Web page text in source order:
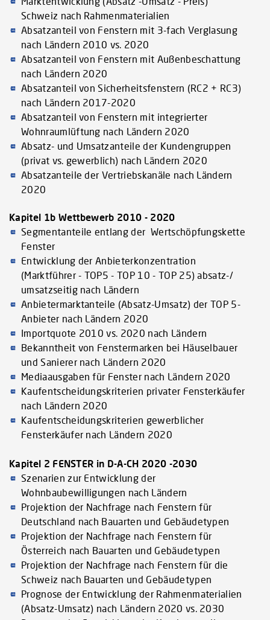
Schweiz nach Rahmenmaterialien
Absatzanteil von Fenstern mit 3-fach Verglasung
nach Ländern 2010 vs. 2020
Absatzanteil von Fenstern mit Außenbeschattung
nach Ländern 2020
Absatzanteil von Sicherheitsfenstern (RC2 + RC3)
nach Ländern 2017-2020
Absatzanteil von Fenstern mit integrierter
Wohnraumlüftung nach Ländern 2020
Absatz- und Umsatzanteile der Kundengruppen
(privat vs. gewerblich) nach Ländern 2020
Absatzanteile der Vertriebskanäle nach Ländern
2020
Kapitel 1b Wettbewerb 2010 - 2020
Segmentanteile entlang der Wertschöpfungskette
Fenster
Entwicklung der Anbieterkonzentration
(Marktführer - TOP5 - TOP 10 - TOP 25) absatz-/
umsatzseitig nach Ländern
Anbietermarktanteile (Absatz-Umsatz) der TOP 5-
Anbieter nach Ländern 2020
Importquote 2010 vs. 2020 nach Ländern
Bekanntheit von Fenstermarken bei Häuselbauer
und Sanierer nach Ländern 2020
Mediaausgaben für Fenster nach Ländern 2020
Kaufentscheidungskriterien privater Fensterkäufer
nach Ländern 2020
Kaufentscheidungskriterien gewerblicher
Fensterkäufer nach Ländern 2020
Kapitel 2 FENSTER in D-A-CH 2020 -2030
Szenarien zur Entwicklung der
Wohnbaubewilligungen nach Ländern
Projektion der Nachfrage nach Fenstern für
Deutschland nach Bauarten und Gebäudetypen
Projektion der Nachfrage nach Fenstern für
Österreich nach Bauarten und Gebäudetypen
Projektion der Nachfrage nach Fenstern für die
Schweiz nach Bauarten und Gebäudetypen
Prognose der Entwicklung der Rahmenmaterialien
(Absatz-Umsatz) nach Ländern 2020 vs. 2030